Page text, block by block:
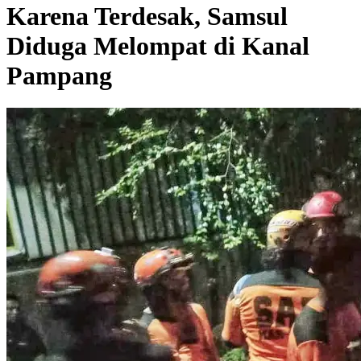
Karena Terdesak, Samsul
Diduga Melompat di Kanal
Pampang